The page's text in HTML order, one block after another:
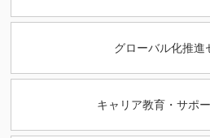
グローバル化推進
キャリア教育・サポ